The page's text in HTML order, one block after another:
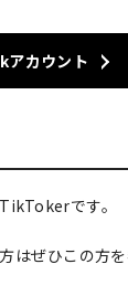
アカウント
です。
はぜひこの方